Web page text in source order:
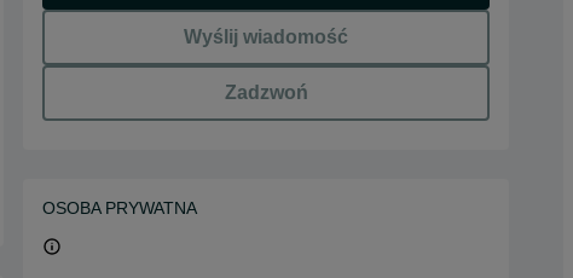
Wyślij wiadomość
Zadzwoń
OSOBA PRYWATNA